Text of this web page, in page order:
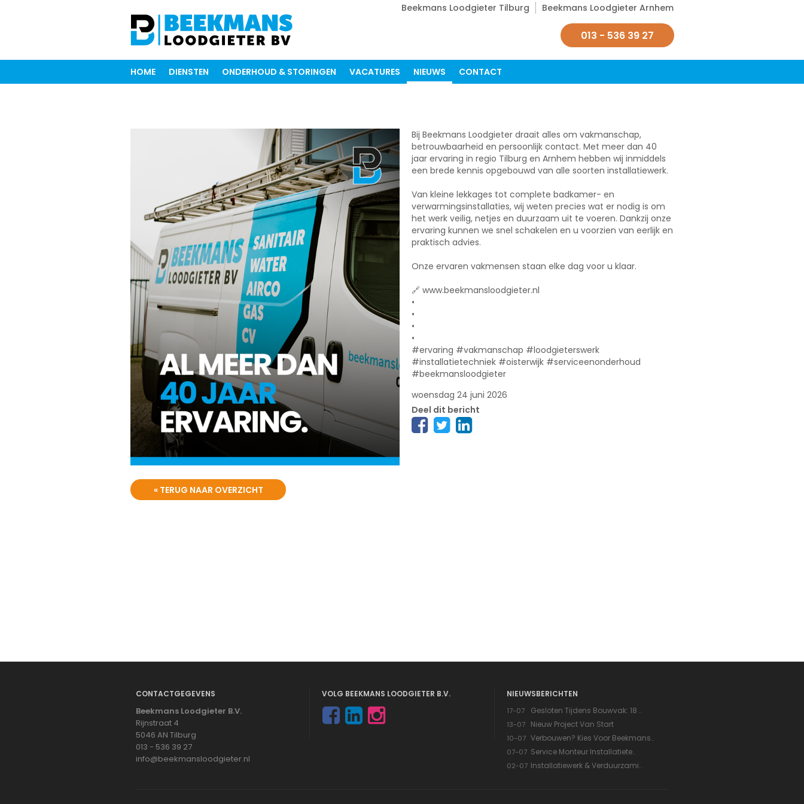
Beekmans Loodgieter Tilburg Beekmans Loodgieter Arnhem
013 - 536 39 27
HOME DIENSTEN ONDERHOUD & STORINGEN VACATURES NIEUWS CONTACT
Bij Beekmans Loodgieter draait alles om vakmanschap,
betrouwbaarheid en persoonlijk contact. Met meer dan 40
jaar ervaring in regio Tilburg en Arnhem hebben wij inmiddels
een brede kennis opgebouwd van alle soorten installatiewerk.
Van kleine lekkages tot complete badkamer- en
verwarmingsinstallaties, wij weten precies wat er nodig is om
het werk veilig, netjes en duurzaam uit te voeren. Dankzij onze
ervaring kunnen we snel schakelen en u voorzien van eerlijk en
praktisch advies.
Onze ervaren vakmensen staan elke dag voor u klaar.
🔗 www.beekmansloodgieter.nl
•
•
•
•
#ervaring #vakmanschap #loodgieterswerk
#installatietechniek #oisterwijk #serviceenonderhoud
#beekmansloodgieter
woensdag 24 juni 2026
Deel dit bericht
« TERUG NAAR OVERZICHT
CONTACTGEGEVENS
Beekmans Loodgieter B.V.
Rijnstraat 4
5046 AN Tilburg
013 - 536 39 27
info@beekmansloodgieter.nl
VOLG BEEKMANS LOODGIETER B.V. NIEUWSBERICHTEN
17-07 Gesloten Tijdens Bouwvak: 18 ..
13-07 Nieuw Project Van Start
10-07 Verbouwen? Kies Voor Beekmans..
07-07 Service Monteur Installatiete..
02-07 Installatiewerk & Verduurzami..